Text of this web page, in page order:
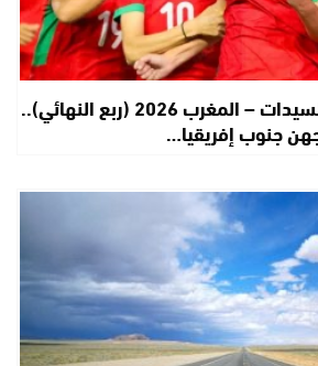
كأس أمم إفريقيا للسيدات – المغرب 2026 (ربع النهائي)..
جنوب إفريقيا…